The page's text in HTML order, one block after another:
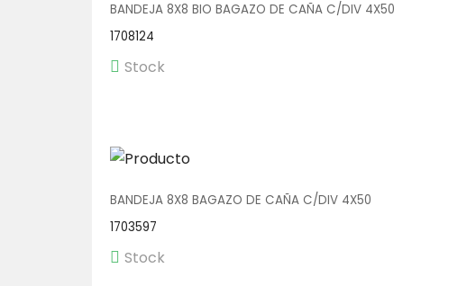
BANDEJA 8X8 BIO BAGAZO DE CAÑA C/DIV 4X50
1708124
Stock
BANDEJA 8X8 BAGAZO DE CAÑA C/DIV 4X50
1703597
Stock